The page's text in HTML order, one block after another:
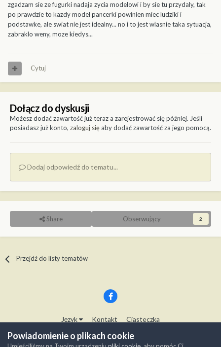
zgadzam sie ze fugurki nadaja zycia modelowi i by sie tu przydaly, tak
po prawdzie to kazdy model pancerki powinien miec ludziki i
podstawke, ale swiat nie jest idealny... no i to jest wlasnie taka sytuacja,
zabraklo weny, moze kiedys...
Cytuj
Dołącz do dyskusji
Możesz dodać zawartość już teraz a zarejestrować się później. Jeśli
posiadasz już konto, zaloguj sięaby dodać zawartość za jego pomocą.
Dodaj odpowiedź do tematu...
Share Obserwujący 2
Przejdź do listy tematów
Język Kontakt Ciasteczka
Copyright © Modelwork.pl
Powered by Invision Community
Powiadomienie o plikach cookie